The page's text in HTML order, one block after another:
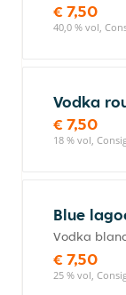
€ 7,50
40,0 % vol,
Vodka
€ 7,50
18 % vol,
Blue
Vodka
€ 7,50
25 % vol,